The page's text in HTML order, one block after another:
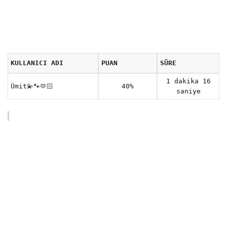
KULLANICI ADI PUAN SÜRE
Ümit💫🐾🫶🏻 40%
1 dakika 16
saniye